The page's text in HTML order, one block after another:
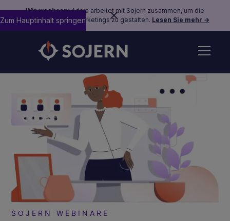
Wir wachsen:Adara arbeitet mit Sojern zusammen, um die
Zukunft des Reisemarketings zu gestalten. Lesen Sie mehr →
Zum Hauptinhalt springen
SOJERN WEBINARE